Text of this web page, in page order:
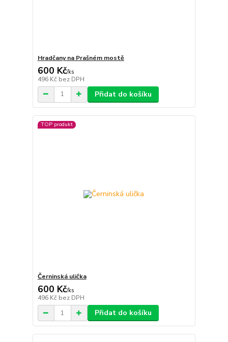
Hradčany na Prašném mostě
600 Kč/ks
496 Kč bez DPH
Přidat do košíku
TOP produkt
Černinská ulička
600 Kč/ks
496 Kč bez DPH
Přidat do košíku